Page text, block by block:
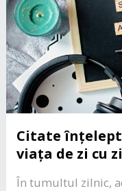
Citate
viața de zi cu zi
În tumultul zilnic,